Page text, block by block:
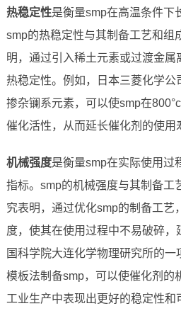
热稳定性是衡量smp在高温条件下
smp的热稳定性与其制备工艺和组
明，通过引入稀土元素或过渡金属
热稳定性。例如，日本三菱化学公
掺杂镧系元素，可以使smp在
催化活性，从而延长催化剂的使用
机械强度是衡量smp在实际使用过
指标。smp的机械强度与其制备工
究表明，通过优化smp的制备工艺
度，使其在使用过程中不易破碎，
国科学院大连化学物理研究所的
模板法制备smp，可以使催化剂的
工业生产中表现出更好的稳定性和